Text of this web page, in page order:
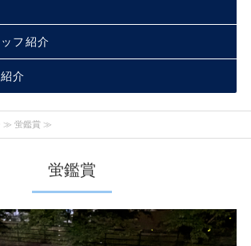
フ紹介
介
≫ 蛍鑑賞 ≫
蛍鑑賞